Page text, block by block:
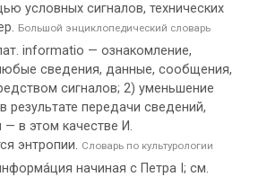
условных сигналов, технических
Большой энциклопедический словарь
informatio — ознакомление,
сведения, данные, сообщения,
сигналов; 2) уменьшение
результате передачи сведений,
в этом качестве И.
энтропии. Словарь по культурологии
начиная с Петра I; см.